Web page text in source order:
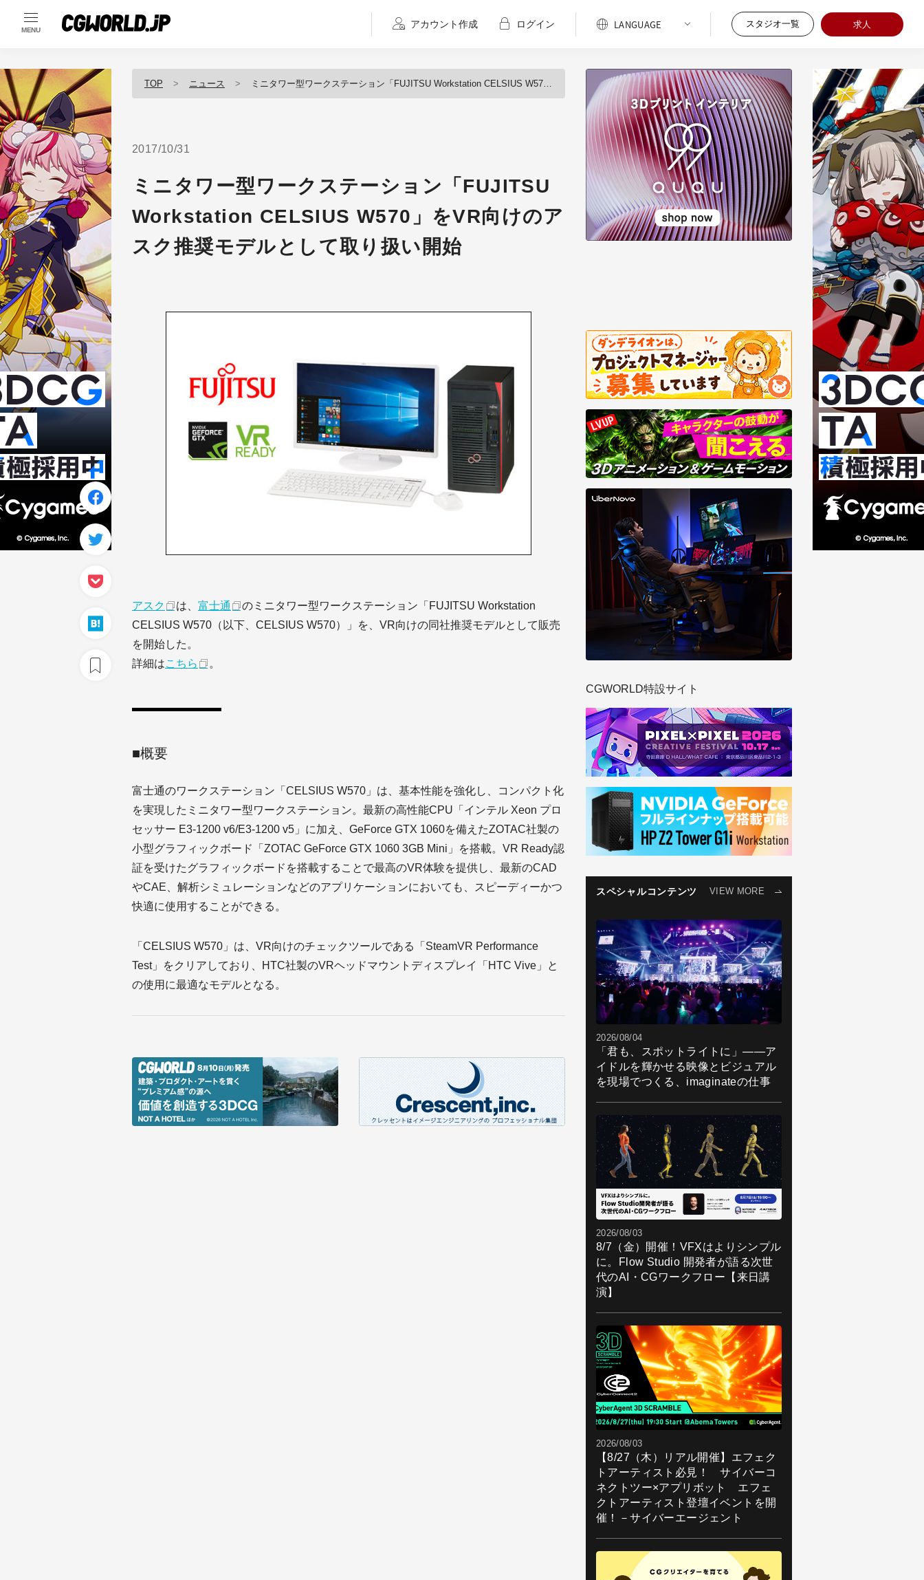
MENU
アカウント作成 ログイン スタジオ一覧 求人
TOP ニュース ミニタワー型ワークステーション「FUJITSU Workstation CELSIUS W570」をVR向けのアスク推奨モデルとして取り扱い開始
2017/10/31
ミニタワー型ワークステーション「FUJITSU
Workstation CELSIUS W570」をVR向けのア
スク推奨モデルとして取り扱い開始
アスク は、 富士通
のミニタワー型ワークステーション「FUJITSU Workstation
CELSIUS W570（以下、CELSIUS W570）」を、VR向けの同社推奨モデルとして販売
を開始した。
詳細はこちら 。
■概要
富士通のワークステーション「CELSIUS W570」は、基本性能を強化し、コンパクト化
を実現したミニタワー型ワークステーション。最新の高性能CPU「インテル Xeon プロ
セッサー E3-1200 v6/E3-1200 v5」に加え、GeForce GTX 1060を備えたZOTAC社製の
小型グラフィックボード「ZOTAC GeForce GTX 1060 3GB Mini」を搭載。VR Ready認
証を受けたグラフィックボードを搭載することで最高のVR体験を提供し、最新のCAD
やCAE、解析シミュレーションなどのアプリケーションにおいても、スピーディーかつ
快適に使用することができる。
「CELSIUS W570」は、VR向けのチェックツールである「SteamVR Performance
Test」をクリアしており、HTC社製のVRヘッドマウントディスプレイ「HTC Vive」と
の使用に最適なモデルとなる。
CGWORLD特設サイト
スペシャルコンテンツ VIEW MORE
2026/08/04
「君も、スポットライトに」――ア
イドルを輝かせる映像とビジュアル
を現場でつくる、imaginateの仕事
2026/08/03
8/7（金）開催！VFXはよりシンプル
に。Flow Studio 開発者が語る次世
代のAI・CGワークフロー【来日講
演】
2026/08/03
【8/27（木）リアル開催】エフェク
トアーティスト必見！ サイバーコ
ネクトツー×アプリボット エフェ
クトアーティスト登壇イベントを開
催！－サイバーエージェント